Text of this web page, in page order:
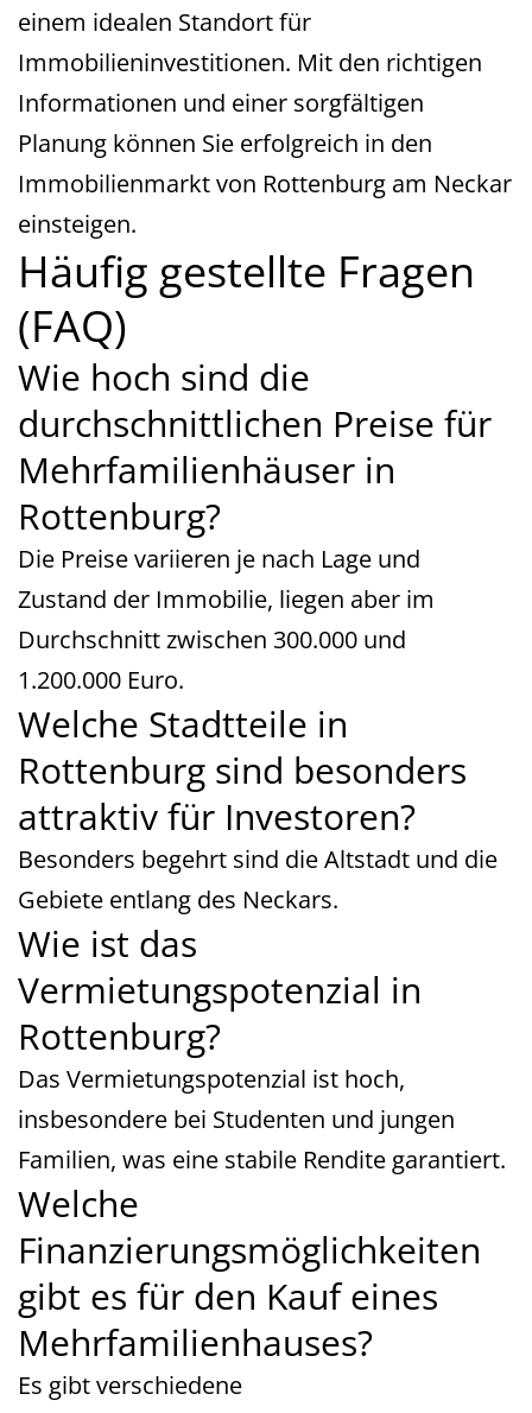
einem idealen Standort für
Immobilieninvestitionen. Mit den richtigen
Informationen und einer sorgfältigen
Planung können Sie erfolgreich in den
Immobilienmarkt von Rottenburg am Neckar
einsteigen.
Häufig gestellte Fragen
(FAQ)
Wie hoch sind die
durchschnittlichen Preise für
Mehrfamilienhäuser in
Rottenburg?
Die Preise variieren je nach Lage und
Zustand der Immobilie, liegen aber im
Durchschnitt zwischen 300.000 und
1.200.000 Euro.
Welche Stadtteile in
Rottenburg sind besonders
attraktiv für Investoren?
Besonders begehrt sind die Altstadt und die
Gebiete entlang des Neckars.
Wie ist das
Vermietungspotenzial in
Rottenburg?
Das Vermietungspotenzial ist hoch,
insbesondere bei Studenten und jungen
Familien, was eine stabile Rendite garantiert.
Welche
Finanzierungsmöglichkeiten
gibt es für den Kauf eines
Mehrfamilienhauses?
Es gibt verschiedene